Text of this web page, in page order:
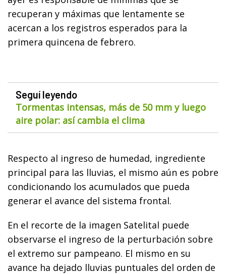
recuperan y máximas que lentamente se
acercan a los registros esperados para la
primera quincena de febrero.
Seguí leyendo
Tormentas intensas, más de 50 mm y luego
aire polar: así cambia el clima
Respecto al ingreso de humedad, ingrediente
principal para las lluvias, el mismo aún es pobre
condicionando los acumulados que pueda
generar el avance del sistema frontal.
En el recorte de la imagen Satelital puede
observarse el ingreso de la perturbación sobre
el extremo sur pampeano. El mismo en su
avance ha dejado lluvias puntuales del orden de